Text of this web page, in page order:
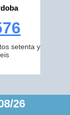
setenta y
26